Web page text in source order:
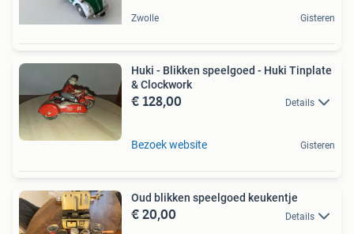
Zwolle Gisteren
Huki - Blikken speelgoed - Huki Tinplate
& Clockwork
€ 128,00 Details
Bezoek website Gisteren
Oud blikken speelgoed keukentje
€ 20,00 Details